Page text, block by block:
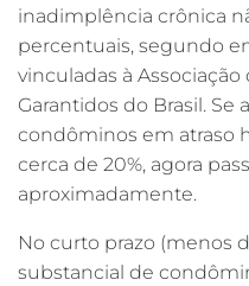
inadimplência crônica
percentuais, segundo
vinculadas à
Garantidos do Brasil.
condôminos em atraso
cerca de 20%, agora
aproximadamente.
No curto prazo (menos
substancial de